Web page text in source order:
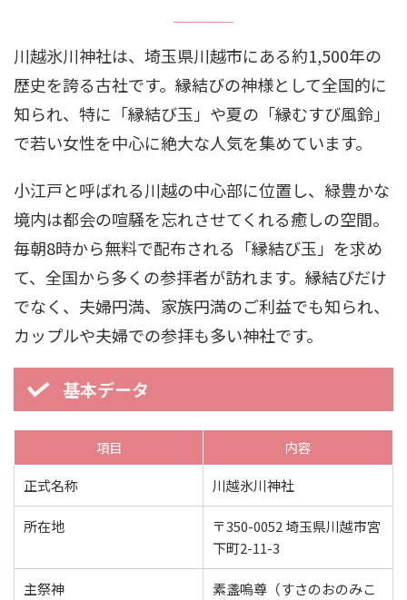
川越氷川神社は、埼玉県川越市にある約1,500年の
歴史を誇る古社です。縁結びの神様として全国的に
知られ、特に「縁結び玉」や夏の「縁むすび風鈴」
で若い女性を中心に絶大な人気を集めています。
小江戸と呼ばれる川越の中心部に位置し、緑豊かな
境内は都会の喧騒を忘れさせてくれる癒しの空間。
毎朝8時から無料で配布される「縁結び玉」を求め
て、全国から多くの参拝者が訪れます。縁結びだけ
でなく、夫婦円満、家族円満のご利益でも知られ、
カップルや夫婦での参拝も多い神社です。
基本データ
項目
内容
正式名称
川越氷川神社
所在地
〒350-0052 埼玉県川越市宮
下町2-11-3
主祭神
素盞嗚尊（すさのおのみこ